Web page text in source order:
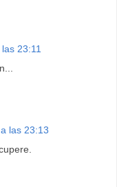
23:11
las 23:13